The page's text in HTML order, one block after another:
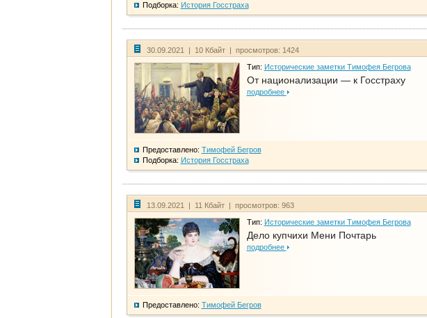
Подборка: История Госстраха
30.09.2021 | 10 Кбайт | просмотров: 1424
Тип: Исторические заметки Тимофея Бегрова
От национализации — к Госстраху
подробнее
Предоставлено: Тимофей Бегров
Подборка: История Госстраха
13.09.2021 | 11 Кбайт | просмотров: 963
Тип: Исторические заметки Тимофея Бегрова
Дело купчихи Мени Почтарь
подробнее
Предоставлено: Тимофей Бегров